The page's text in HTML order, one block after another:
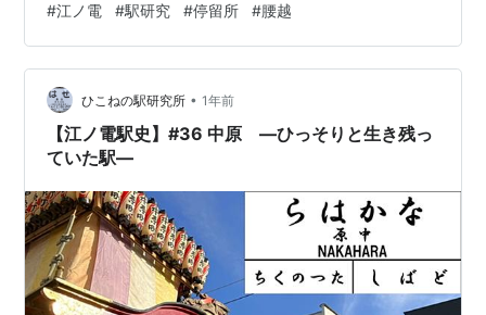
加筆※赤線は旧線
#江ノ電 #駅研究 #停留所 #腰越
ひこねの駅研究所 • 1年前
【江ノ電駅史】#36 中原 —ひっそりと生き残っ
ていた駅—